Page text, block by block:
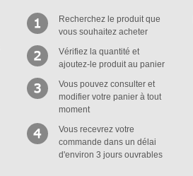
Recherchez le produit que
vous souhaitez acheter
Vérifiez la quantité et
ajoutez-le produit au panier
Vous pouvez consulter et
modifier votre panier à tout
moment
Vous recevrez votre
commande dans un délai
d'environ 3 jours ouvrables